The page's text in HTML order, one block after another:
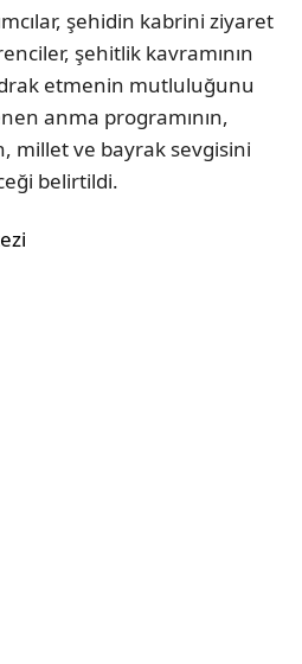
şehidin kabrini ziyaret
şehitlik kavramının
etmenin mutluluğunu
anma programının,
millet ve bayrak sevgisini
belirtildi.